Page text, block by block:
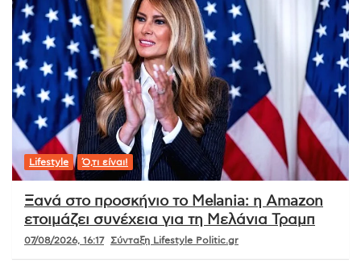
Lifestyle Ό,τι είναι!
Ξανά στο προσκήνιο το Melania: η Amazon
ετοιμάζει συνέχεια για τη Μελάνια Τραμπ
07/08/2026, 16:17 Σύνταξη Lifestyle Politic.gr